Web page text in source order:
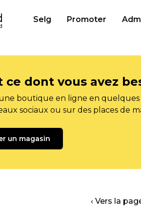
Selg Promoter
ce dont vous avez
boutique en ligne en
sociaux ou sur des places de
un magasin
‹ Vers la